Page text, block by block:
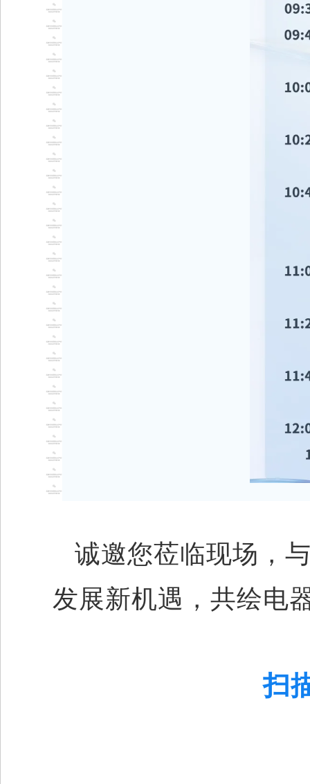
诚邀您莅临现场，
发展新机遇，共绘电
扫